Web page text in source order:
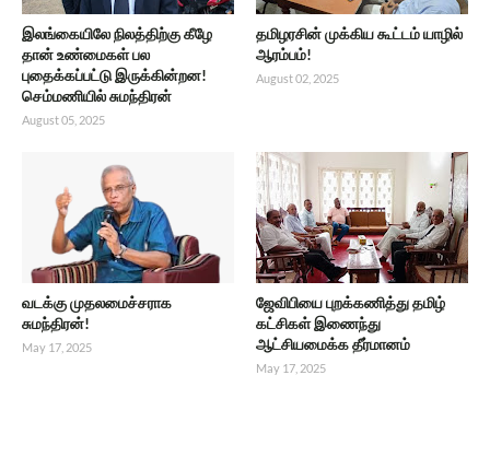
இலங்கையிலே நிலத்திற்கு கீழே
தான் உண்மைகள் பல
புதைக்கப்பட்டு இருக்கின்றன!
செம்மணியில் சுமந்திரன்
August 05, 2025
தமிழரசின் முக்கிய கூட்டம் யாழில்
ஆரம்பம்!
August 02, 2025
வடக்கு முதலமைச்சராக
சுமந்திரன்!
May 17, 2025
ஜேவிபியை புறக்கணித்து தமிழ்
கட்சிகள் இணைந்து
ஆட்சியமைக்க தீர்மானம்
May 17, 2025